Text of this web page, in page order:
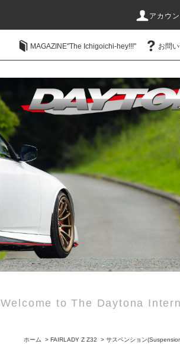
アカウン
MAGAZINE"The Ichigoichi-hey!!!" お問
Welcome to The Daytona
ホーム > FAIRLADY Z Z32 > サスペンション